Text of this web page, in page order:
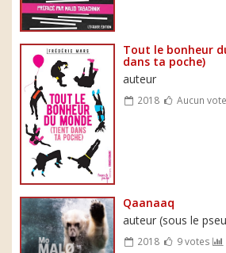
Tout le bonheur
dans ta poche)
auteur
2018 Aucun vote
Qaanaaq
auteur (sous le
2018 9 votes